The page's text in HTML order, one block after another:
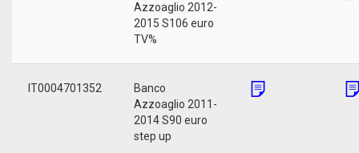
Azzoaglio 2012-
2015 S106 euro
TV%
IT0004701352
Banco
Azzoaglio 2011-
2014 S90 euro
step up